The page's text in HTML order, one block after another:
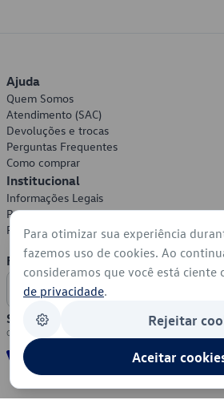
Ajuda
Quem Somos
Atendimento (SAC)
Devoluções e trocas
Perguntas Frequentes
Como comprar
Institucional
Informações Legais
Política de Privacidade
Política de Cookies
Formas de Pagamento
Segurança
Para otimizar sua experiência
fazemos uso de cookies. Ao
consideramos que você está ciente
de privacidade.
Rejeitar
Aceitar